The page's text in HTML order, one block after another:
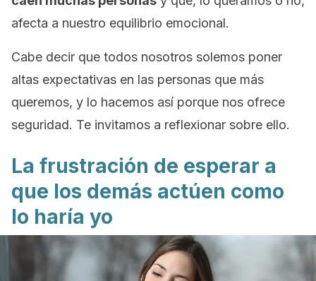
afecta a nuestro equilibrio emocional.
Cabe decir que todos nosotros solemos poner
altas expectativas en las personas que más
queremos, y lo hacemos así porque nos ofrece
seguridad. Te invitamos a reflexionar sobre ello.
La frustración de esperar a
que los demás actúen como
lo haría yo